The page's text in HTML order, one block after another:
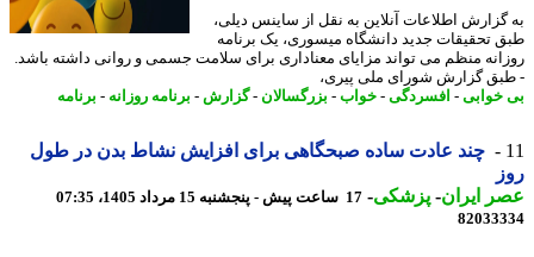
اطلاعات آنلاین به نقل از ساینس دیلی،
تحقیقات جدید دانشگاه میسوری، یک برنامه
منظم می تواند مزایای معناداری برای سلامت جسمی و روانی داشته باشد.
گزارش شورای ملی پیری،
- افسردگی -خواب- بزرگسالان-گزارش -برنامه روزانه- برنامه
چند عادت ساده صبحگاهی برای افزایش نشاط بدن در طول
ایران- پزشکی-17 ساعت پیش - پنجشنبه 15 مرداد 1405، 07:35